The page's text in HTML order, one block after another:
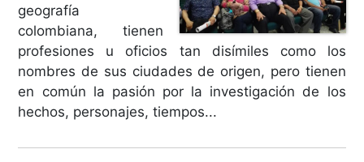
geografía
colombiana, tienen
profesiones u oficios tan disímiles como los
nombres de sus ciudades de origen, pero tienen
en común la pasión por la investigación de los
hechos, personajes, tiempos...